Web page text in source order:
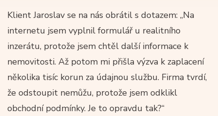
Klient Jaroslav se na nás obrátil s dotazem: „Na
internetu jsem vyplnil formulář u realitního
inzerátu, protože jsem chtěl další informace k
nemovitosti. Až potom mi přišla výzva k zaplacení
několika tisíc korun za údajnou službu. Firma tvrdí,
že odstoupit nemůžu, protože jsem odklikl
obchodní podmínky. Je to opravdu tak?“